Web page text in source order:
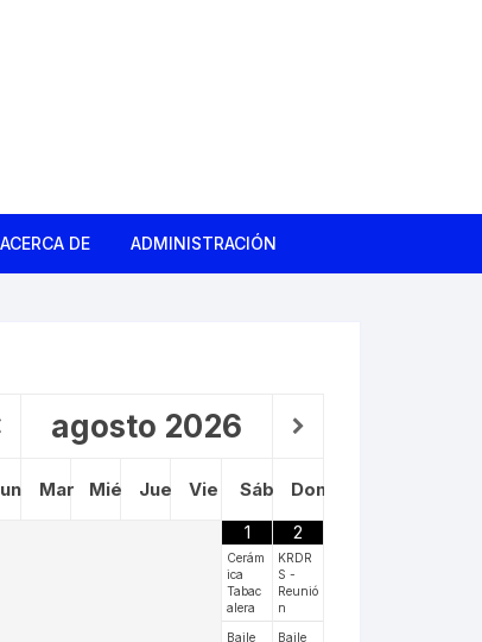
ACERCA DE ADMINISTRACIÓN
agosto 2026
Mar Mié Jue Vie Sáb
Dom
1
Cerám
ica
Tabac
alera
Baile
2
KRDR
S -
Reunió
n
Baile